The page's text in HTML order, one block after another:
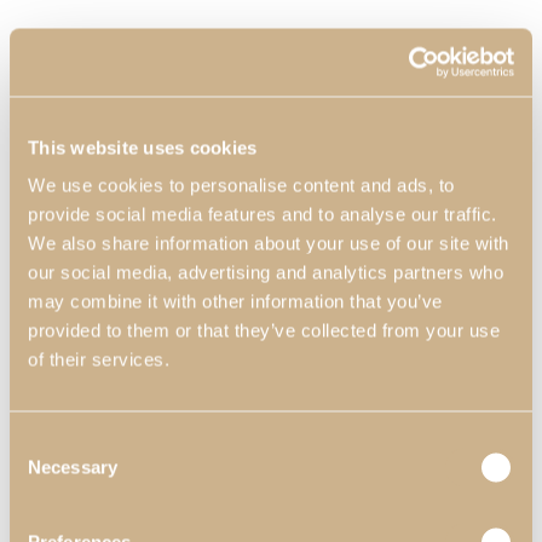
This website uses cookies
We use cookies to personalise content and ads, to
provide social media features and to analyse our traffic.
We also share information about your use of our site with
our social media, advertising and analytics partners who
may combine it with other information that you’ve
provided to them or that they’ve collected from your use
of their services.
Selection
Necessary